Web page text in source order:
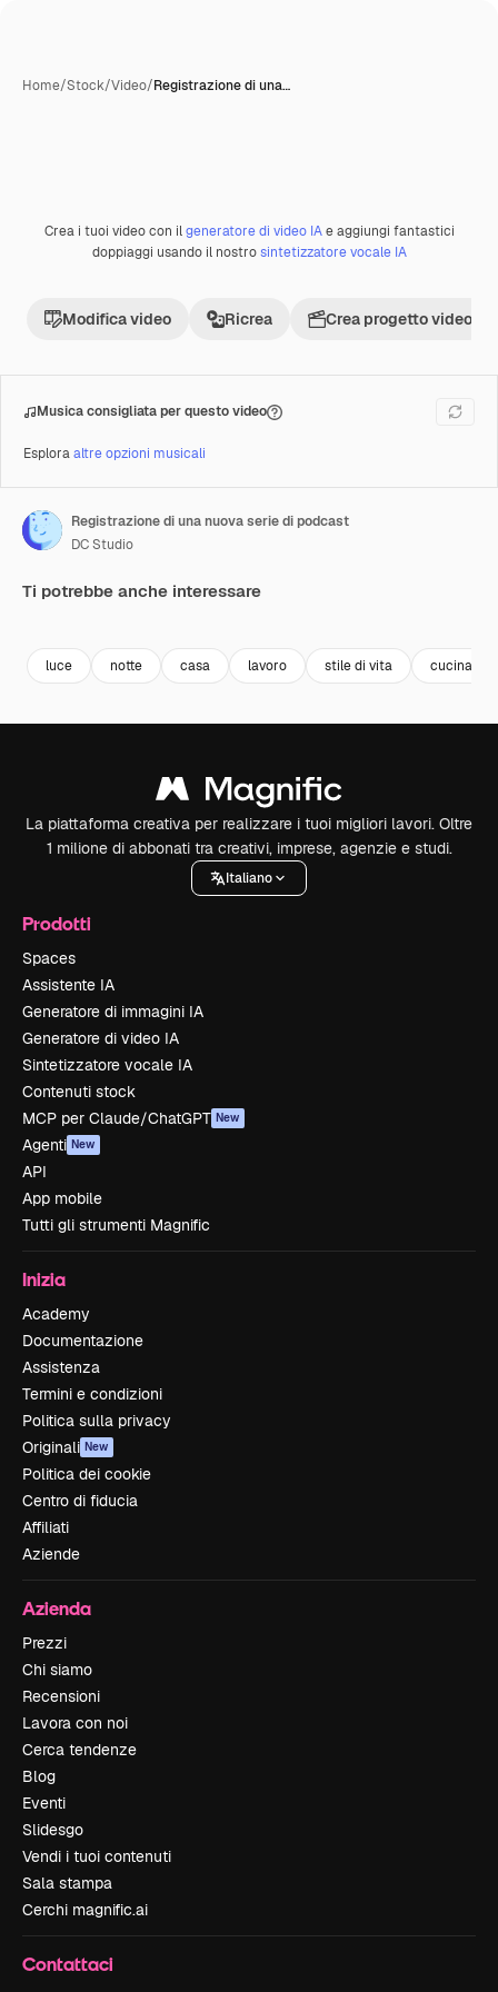
Home/Stock/Video/Registrazione di una…
Premium
Crea i tuoi video con ilgeneratore di video IAe aggiungi fantastici
doppiaggi usando il nostrosintetizzatore vocale IA
Modifica video Ricrea Crea progetto video
Musica consigliata per questo video
Esploraaltre opzioni musicali
Registrazione di una nuova serie di podcast
DC Studio
Ti potrebbe anche interessare
luce notte casa lavoro stile di vita cucina
La piattaforma creativa per realizzare i tuoi migliori lavori. Oltre
1 milione di abbonati tra creativi, imprese, agenzie e studi.
Italiano
Prodotti
Spaces
Assistente IA
Generatore di immagini IA
Generatore di video IA
Sintetizzatore vocale IA
Contenuti stock
MCP per Claude/ChatGPT New
Agenti New
API
App mobile
Tutti gli strumenti Magnific
Inizia
Academy
Documentazione
Assistenza
Termini e condizioni
Politica sulla privacy
Originali New
Politica dei cookie
Centro di fiducia
Affiliati
Aziende
Azienda
Prezzi
Chi siamo
Recensioni
Lavora con noi
Cerca tendenze
Blog
Eventi
Slidesgo
Vendi i tuoi contenuti
Sala stampa
Cerchi magnific.ai
Contattaci